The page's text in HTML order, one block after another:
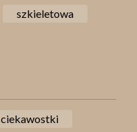
szkieletowa
ciekawostki